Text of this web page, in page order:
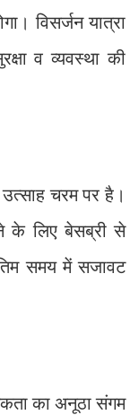
विसर्जन यात्रा
व व्यवस्था की
चरम पर है।
के लिए बेसब्री से
समय में सजावट
का अनूठा संगम